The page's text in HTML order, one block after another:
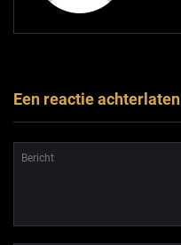
Een reactie achterlaten